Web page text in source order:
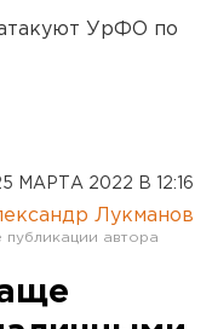
УрФО по
МАРТА 2022 В 12:16
Лукманов